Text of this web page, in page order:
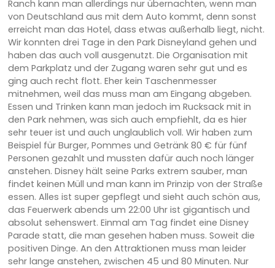
Ranch kann man allerdings nur übernachten, wenn man
von Deutschland aus mit dem Auto kommt, denn sonst
erreicht man das Hotel, dass etwas außerhalb liegt, nicht.
Wir konnten drei Tage in den Park Disneyland gehen und
haben das auch voll ausgenutzt. Die Organisation mit
dem Parkplatz und der Zugang waren sehr gut und es
ging auch recht flott. Eher kein Taschenmesser
mitnehmen, weil das muss man am Eingang abgeben.
Essen und Trinken kann man jedoch im Rucksack mit in
den Park nehmen, was sich auch empfiehlt, da es hier
sehr teuer ist und auch unglaublich voll. Wir haben zum
Beispiel für Burger, Pommes und Getränk 80 € für fünf
Personen gezahlt und mussten dafür auch noch länger
anstehen. Disney hält seine Parks extrem sauber, man
findet keinen Müll und man kann im Prinzip von der Straße
essen. Alles ist super gepflegt und sieht auch schön aus,
das Feuerwerk abends um 22:00 Uhr ist gigantisch und
absolut sehenswert. Einmal am Tag findet eine Disney
Parade statt, die man gesehen haben muss. Soweit die
positiven Dinge. An den Attraktionen muss man leider
sehr lange anstehen, zwischen 45 und 80 Minuten. Nur